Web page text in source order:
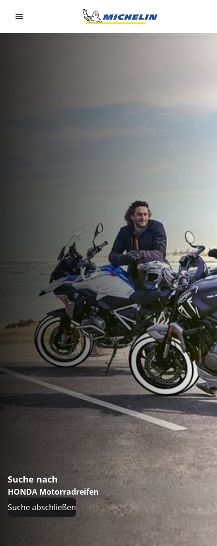
Suche nach
HONDA Motorradreifen
Suche abschließen